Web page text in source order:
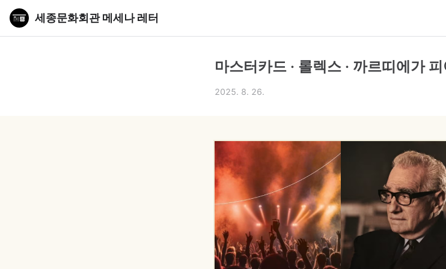
세종문화회관 메세나 레터
마스터카드 · 롤렉스 · 까르띠에가
2025. 8. 26.